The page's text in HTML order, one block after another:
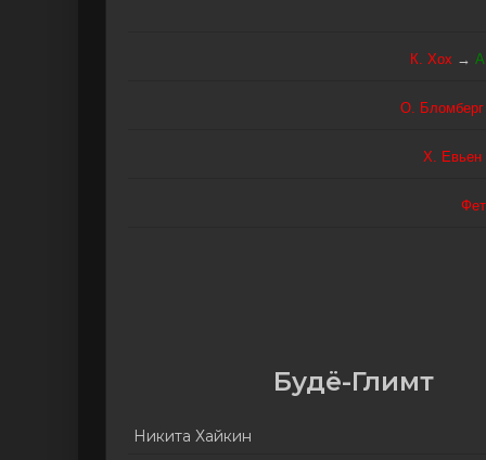
К. Хох →
О. Бломберг
Х. Евьен
Фет
Будё-Глимт
Никита Хайкин